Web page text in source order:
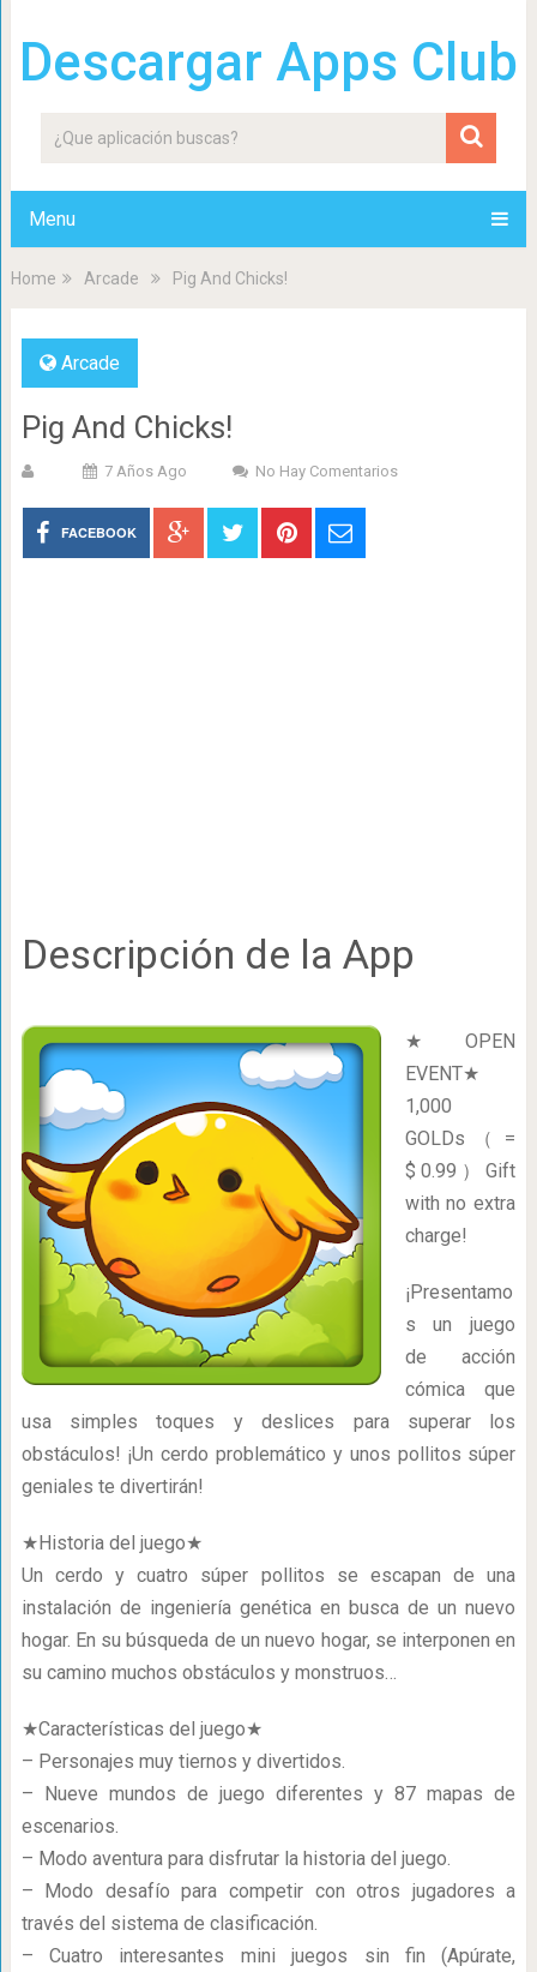
Descargar Apps Club
Menu
Home Arcade Pig And Chicks!
Arcade
Pig And Chicks!
7 Años Ago No Hay Comentarios
FACEBOOK
Descripción de la App
★OPEN
EVENT★
1,000
GOLDs （ =
$ 0.99 ） Gift
with no extra
charge!
¡Presentamo
s un juego
de acción
cómica que
usa simples toques y deslices para superar los
obstáculos! ¡Un cerdo problemático y unos pollitos súper
geniales te divertirán!
★Historia del juego★
Un cerdo y cuatro súper pollitos se escapan de una
instalación de ingeniería genética en busca de un nuevo
hogar. En su búsqueda de un nuevo hogar, se interponen en
su camino muchos obstáculos y monstruos…
★Características del juego★
– Personajes muy tiernos y divertidos.
– Nueve mundos de juego diferentes y 87 mapas de
escenarios.
– Modo aventura para disfrutar la historia del juego.
– Modo desafío para competir con otros jugadores a
través del sistema de clasificación.
– Cuatro interesantes mini juegos sin fin (Apúrate,